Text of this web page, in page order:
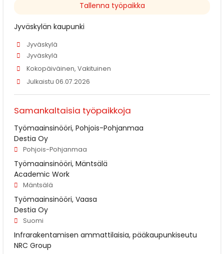
Tallenna työpaikka
Jyväskylän kaupunki
Jyväskylä
Jyväskylä
Kokopäiväinen, Vakituinen
Julkaistu 06.07.2026
Samankaltaisia työpaikkoja
Työmaainsinööri, Pohjois-Pohjanmaa
Destia Oy
Pohjois-Pohjanmaa
Työmaainsinööri, Mäntsälä
Academic Work
Mäntsälä
Työmaainsinööri, Vaasa
Destia Oy
Suomi
Infrarakentamisen ammattilaisia, pääkaupunkiseutu
NRC Group